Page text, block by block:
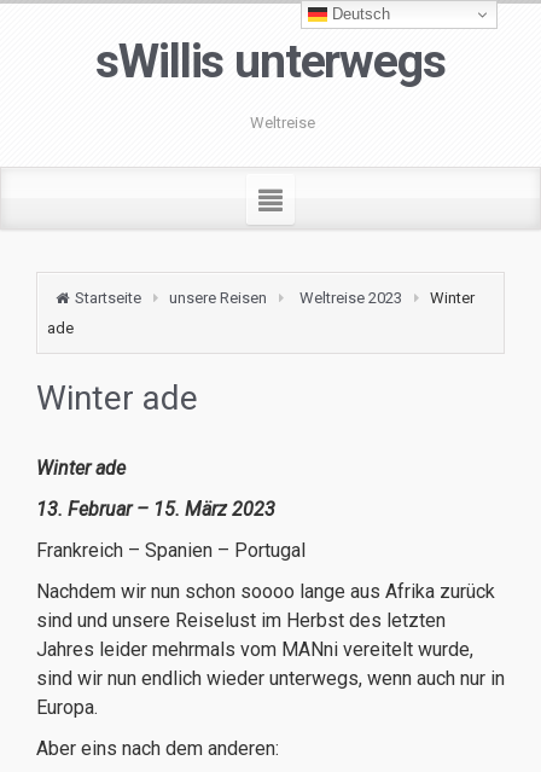
sWillis unterwegs
Weltreise
Startseite unsere Reisen Weltreise 2023
Winter
ade
Winter ade
Winter ade
13. Februar – 15. März 2023
Frankreich – Spanien – Portugal
Nachdem wir nun schon soooo lange aus Afrika zurück
sind und unsere Reiselust im Herbst des letzten
Jahres leider mehrmals vom MANni vereitelt wurde,
sind wir nun endlich wieder unterwegs, wenn auch nur in
Europa.
Aber eins nach dem anderen:
Deutsch